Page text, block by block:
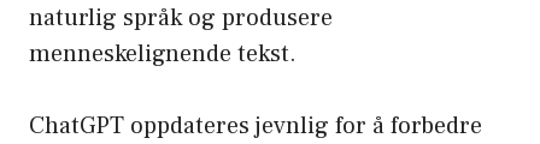
naturlig språk og produsere
menneskelignende tekst.
ChatGPT oppdateres jevnlig for å forbedre